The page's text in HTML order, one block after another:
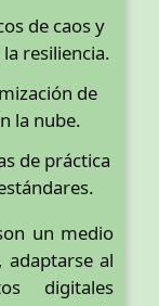
de caos y
resiliencia.
de
la nube.
de práctica
un medio
adaptarse al
digitales